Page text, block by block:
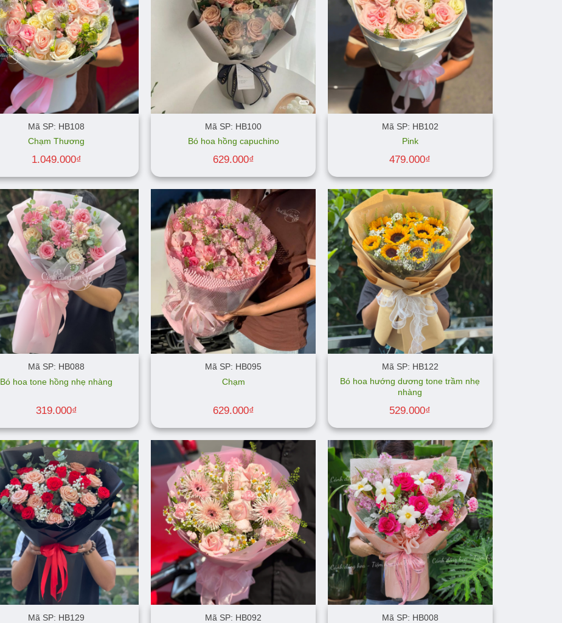
Mã SP: HB108
Chạm Thương
1.049.000₫
Mã SP: HB100
Bó hoa hồng capuchino
629.000₫
Mã SP: HB102
Pink
479.000₫
Mã SP: HB088
Bó hoa tone hồng nhẹ nhàng
319.000₫
Mã SP: HB095
Chạm
629.000₫
Mã SP: HB122
Bó hoa hướng dương tone trầm nhẹ
nhàng
529.000₫
Mã SP: HB129
Mã SP: HB092
Mã SP: HB008